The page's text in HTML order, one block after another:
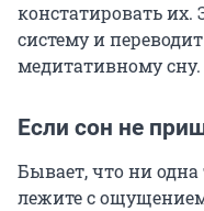
констатировать их.
систему и
медитативному сну.
Если сон не
Бывает, что ни
лежите с